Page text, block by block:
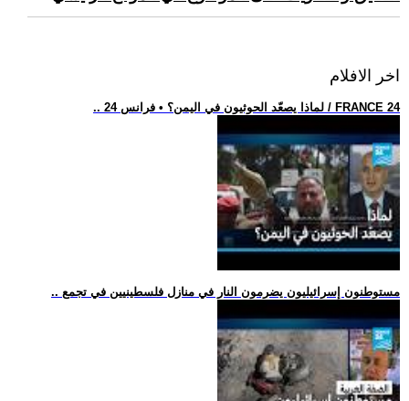
اخر الافلام
.. لماذا يصعّد الحوثيون في اليمن؟ • فرانس 24 / FRANCE 24
.. مستوطنون إسرائيليون يضرمون النار في منازل فلسطينيين في تجمع